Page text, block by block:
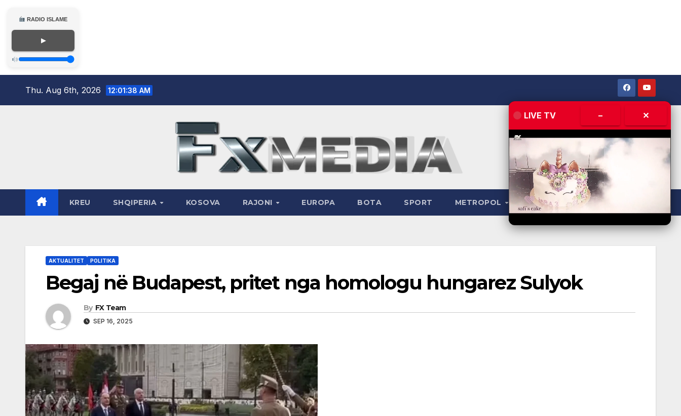
RADIO ISLAME
▶
Thu. Aug 6th, 2026 12:01:39 AM
KREU SHQIPERIA KOSOVA RAJONI EUROPA BOTA SPORT METROPOL LIVE
AKTUALITET POLITIKA
Begaj në Budapest, pritet nga homologu hungarez Sulyok
By FX Team
SEP 16, 2025
LIVE TV – ✕